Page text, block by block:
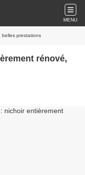
MENU
belles prestations
rénové,